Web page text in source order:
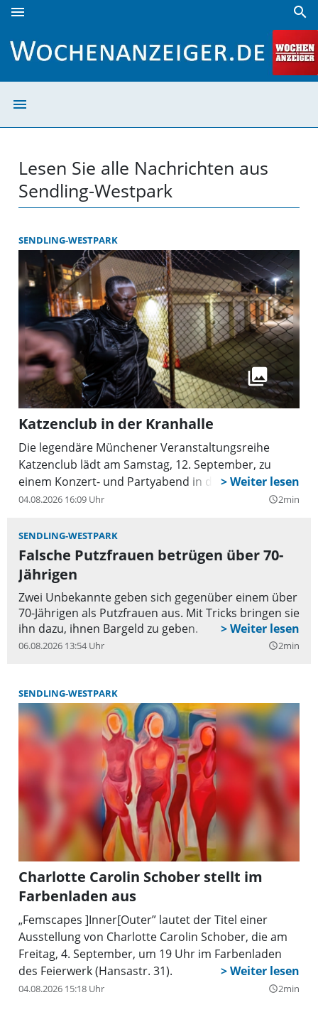
menu search
menu
Lesen Sie alle Nachrichten aus
Sendling-Westpark
SENDLING-WESTPARK
Katzenclub in der Kranhalle
Die legendäre Münchener Veranstaltungsreihe
Katzenclub lädt am Samstag, 12. September, zu
einem Konzert- und Partyabend in die Kranhalle ein.
04.08.2026 16:09 Uhr query_builder2min
SENDLING-WESTPARK
Falsche Putzfrauen betrügen über 70-
Jährigen
Zwei Unbekannte geben sich gegenüber einem über
70-Jährigen als Putzfrauen aus. Mit Tricks bringen sie
ihn dazu, ihnen Bargeld zu geben.
06.08.2026 13:54 Uhr query_builder2min
SENDLING-WESTPARK
Charlotte Carolin Schober stellt im
Farbenladen aus
„Femscapes ]Inner[Outer” lautet der Titel einer
Ausstellung von Charlotte Carolin Schober, die am
Freitag, 4. September, um 19 Uhr im Farbenladen
des Feierwerk (Hansastr. 31).
04.08.2026 15:18 Uhr query_builder2min